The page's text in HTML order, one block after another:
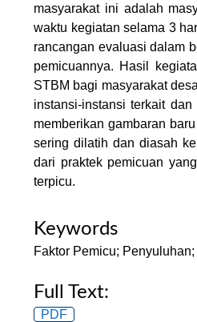
masyarakat ini adalah
waktu kegiatan selama 3
rancangan evaluasi dalam
pemicuannya. Hasil
STBM bagi masyarakat
instansi-instansi terkait
memberikan gambaran
sering dilatih dan diasah
dari praktek pemicuan
terpicu.
Keywords
Faktor Pemicu; Penyuluhan;
Full Text:
PDF